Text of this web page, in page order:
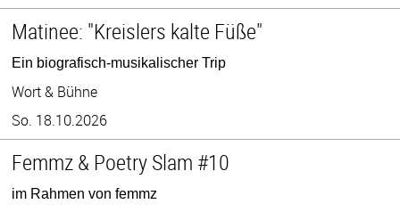
Matinee: "Kreislers kalte Füße"
Ein biografisch-musikalischer Trip
Wort & Bühne
So. 18.10.2026
Femmz & Poetry Slam #10
im Rahmen von femmz